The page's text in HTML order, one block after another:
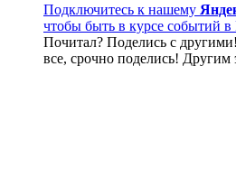
Подключитесь к нашему
чтобы быть в курсе событий
Почитал? Поделись с
все, срочно поделись! Другим